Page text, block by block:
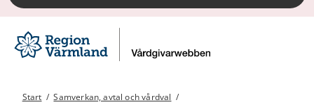
Start / Samverkan, avtal och vårdval /